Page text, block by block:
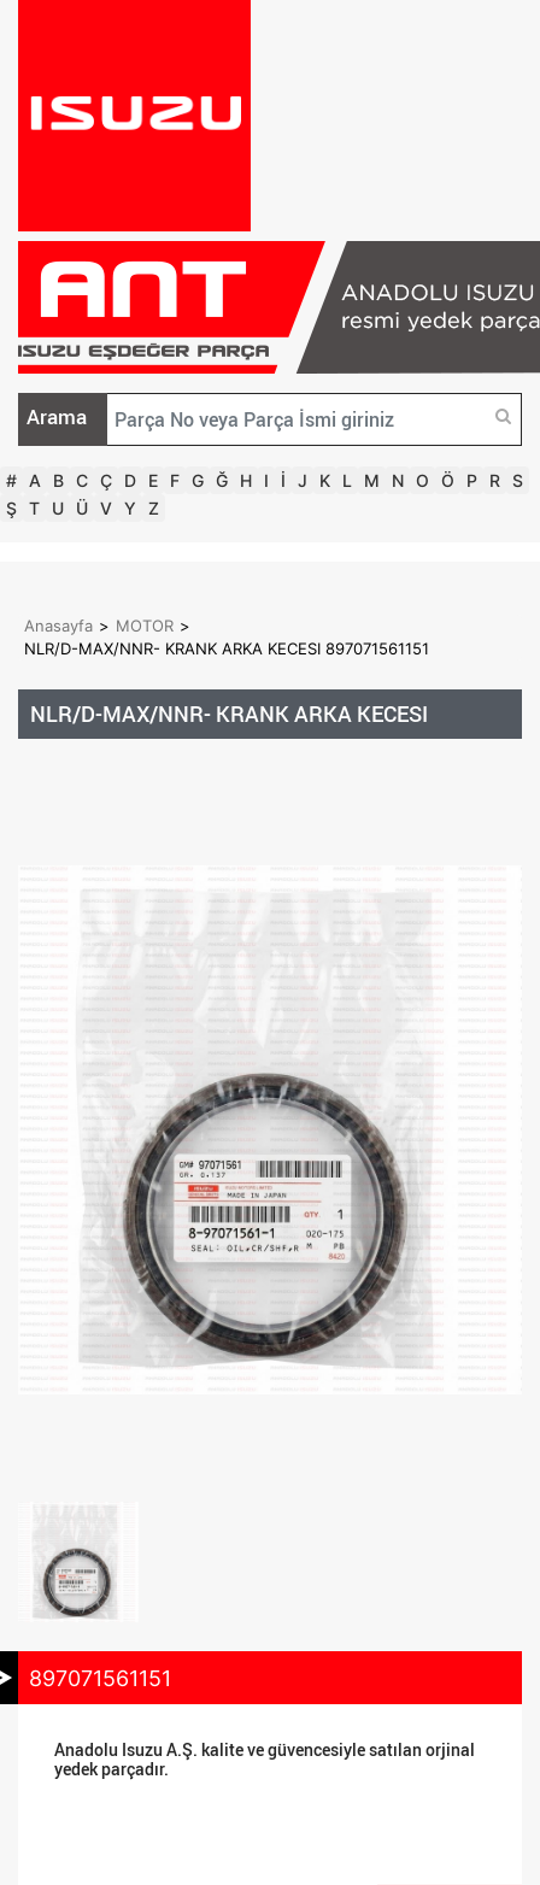
Arama
# A B C Ç D E F G Ğ H I İ J K L M N O Ö P R S
Ş T U Ü V Y Z
Anasayfa > MOTOR >
NLR/D-MAX/NNR- KRANK ARKA KECESI 897071561151
NLR/D-MAX/NNR- KRANK ARKA KECESI
897071561151
Anadolu Isuzu A.Ş. kalite ve güvencesiyle satılan orjinal
yedek parçadır.